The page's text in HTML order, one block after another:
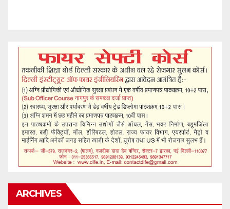
ARCHIVES